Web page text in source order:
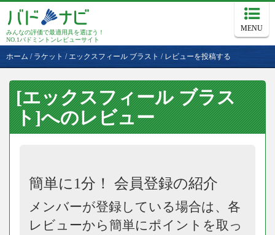
みんなの評価で最適用具を選ぼう！
NO.1バドミントンレビューサイト
MENU
ホーム / ラケット / エックスフィール ブラスト / レビューを投稿する
[エックスフィール ブラス
ト]へのレビュー
簡単に1分！ 会員登録の紹介
メンバーが登録している場合は、各
レビューから簡単にポイントを取っ